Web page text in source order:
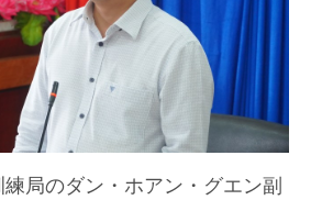
局のダン・ホアン・グエン副